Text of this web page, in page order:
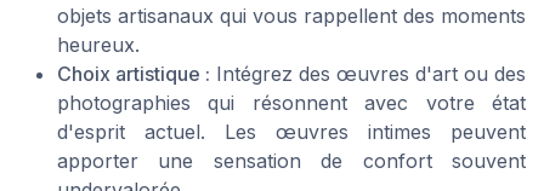
objets artisanaux qui vous rappellent des moments
heureux.
Choix artistique : Intégrez des œuvres d'art ou des
photographies qui résonnent avec votre état
d'esprit actuel. Les œuvres intimes peuvent
apporter une sensation de confort souvent